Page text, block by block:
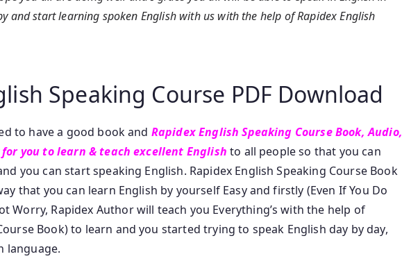
and start learning spoken English with us with the help of Rapidex English
Speaking Course PDF Download
to have a good book and Rapidex English Speaking Course Book, Audio,
for you to learn & teach excellent English to all people so that you can
you can start speaking English. Rapidex English Speaking Course Book
that you can learn English by yourself Easy and firstly (Even If You Do
Worry, Rapidex Author will teach you Everything’s with the help of
Book) to learn and you started trying to speak English day by day,
language.